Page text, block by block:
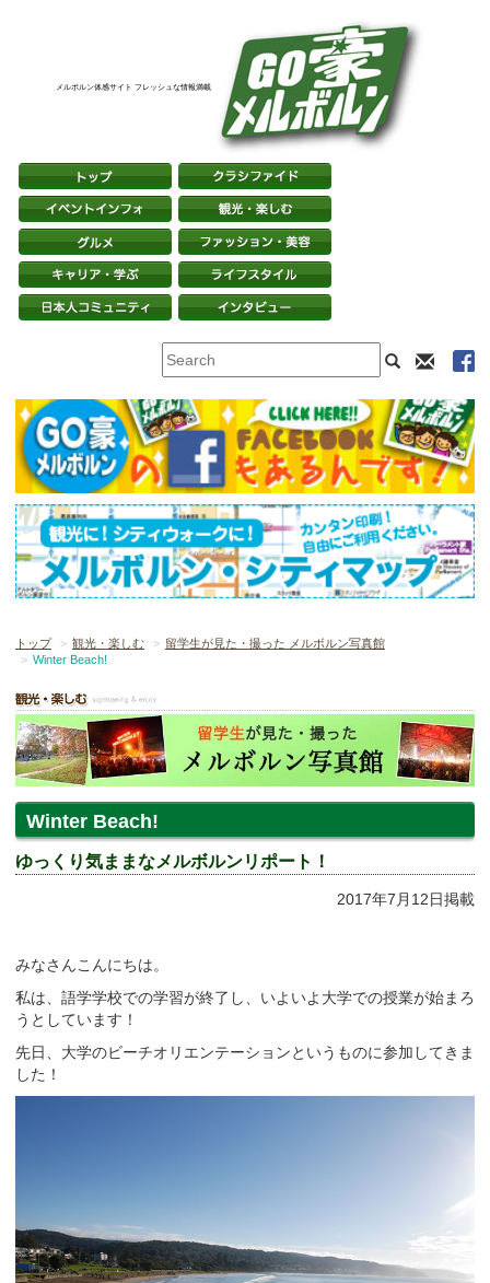
メルボルン体感サイト フレッシュな情報満載
トップ 観光・楽しむ
留学生が見た・撮った メルボルン写真館
Winter Beach!
Winter Beach!
ゆっくり気ままなメルボルンリポート！
2017年7月12日掲載
みなさんこんにちは。
私は、語学学校での学習が終了し、いよいよ大学での授業が始まろ
うとしています！
先日、大学のビーチオリエンテーションというものに参加してきま
した！